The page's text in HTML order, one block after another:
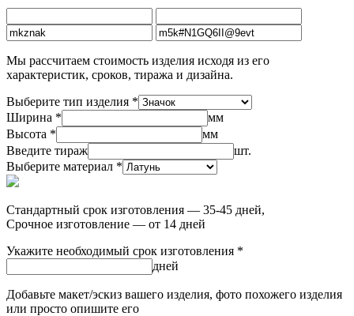
Мы рассчитаем стоимость изделия исходя из его
характеристик, сроков, тиража и дизайна.
Выберите тип изделия *
Ширина *
мм
Высота *
мм
Введите тираж
шт.
Выберите материал *
Стандартный срок изготовления — 35-45 дней,
Срочное изготовление — от 14 дней
Укажите необходимый срок изготовления *
дней
Добавьте макет/эскиз вашего изделия, фото похожего изделия
или просто опишите его